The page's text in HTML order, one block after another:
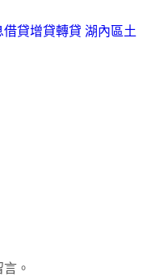
貸增貸轉貸 湖內區土
。